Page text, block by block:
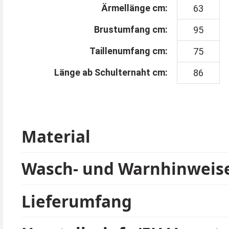
Ärmellänge cm:
63
Brustumfang cm:
95
Taillenumfang cm:
75
Länge ab Schulternaht cm:
86
Material
Wasch- und
Lieferumfang